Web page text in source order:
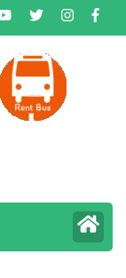
تخطى
إلى